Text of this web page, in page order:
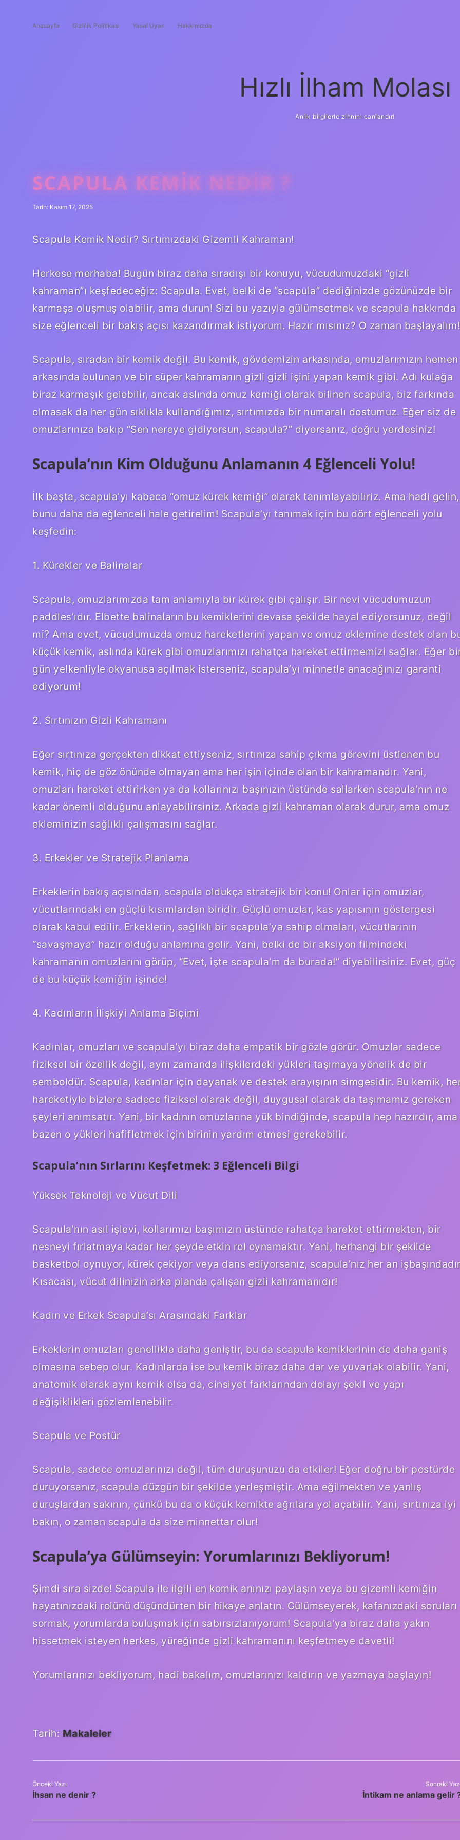
Anasayfa Gizlilik Politikası Yasal Uyarı Hakkımızda
Hızlı İlham Molası
Anlık bilgilerle zihnini canlandır!
SCAPULA KEMIK NEDIR ?
Tarih: Kasım 17, 2025
Scapula Kemik Nedir? Sırtımızdaki Gizemli Kahraman!
Herkese merhaba! Bugün biraz daha sıradışı bir konuyu, vücudumuzdaki “gizli
kahraman”ı keşfedeceğiz: Scapula. Evet, belki de “scapula” dediğinizde gözünüzde bir
karmaşa oluşmuş olabilir, ama durun! Sizi bu yazıyla gülümsetmek ve scapula hakkında
size eğlenceli bir bakış açısı kazandırmak istiyorum. Hazır mısınız? O zaman başlayalım!
Scapula, sıradan bir kemik değil. Bu kemik, gövdemizin arkasında, omuzlarımızın hemen
arkasında bulunan ve bir süper kahramanın gizli gizli işini yapan kemik gibi. Adı kulağa
biraz karmaşık gelebilir, ancak aslında omuz kemiği olarak bilinen scapula, biz farkında
olmasak da her gün sıklıkla kullandığımız, sırtımızda bir numaralı dostumuz. Eğer siz de
omuzlarınıza bakıp “Sen nereye gidiyorsun, scapula?” diyorsanız, doğru yerdesiniz!
Scapula’nın Kim Olduğunu Anlamanın 4 Eğlenceli Yolu!
İlk başta, scapula’yı kabaca “omuz kürek kemiği” olarak tanımlayabiliriz. Ama hadi gelin,
bunu daha da eğlenceli hale getirelim! Scapula’yı tanımak için bu dört eğlenceli yolu
keşfedin:
1. Kürekler ve Balinalar
Scapula, omuzlarımızda tam anlamıyla bir kürek gibi çalışır. Bir nevi vücudumuzun
paddles’ıdır. Elbette balinaların bu kemiklerini devasa şekilde hayal ediyorsunuz, değil
mi? Ama evet, vücudumuzda omuz hareketlerini yapan ve omuz eklemine destek olan
küçük kemik, aslında kürek gibi omuzlarımızı rahatça hareket ettirmemizi sağlar. Eğer
gün yelkenliyle okyanusa açılmak isterseniz, scapula’yı minnetle anacağınızı garanti
ediyorum!
2. Sırtınızın Gizli Kahramanı
Eğer sırtınıza gerçekten dikkat ettiyseniz, sırtınıza sahip çıkma görevini üstlenen bu
kemik, hiç de göz önünde olmayan ama her işin içinde olan bir kahramandır. Yani,
omuzları hareket ettirirken ya da kollarınızı başınızın üstünde sallarken scapula’nın ne
kadar önemli olduğunu anlayabilirsiniz. Arkada gizli kahraman olarak durur, ama omuz
ekleminizin sağlıklı çalışmasını sağlar.
3. Erkekler ve Stratejik Planlama
Erkeklerin bakış açısından, scapula oldukça stratejik bir konu! Onlar için omuzlar,
vücutlarındaki en güçlü kısımlardan biridir. Güçlü omuzlar, kas yapısının göstergesi
olarak kabul edilir. Erkeklerin, sağlıklı bir scapula’ya sahip olmaları, vücutlarının
“savaşmaya” hazır olduğu anlamına gelir. Yani, belki de bir aksiyon filmindeki
kahramanın omuzlarını görüp, “Evet, işte scapula’m da burada!” diyebilirsiniz. Evet, güç
de bu küçük kemiğin işinde!
4. Kadınların İlişkiyi Anlama Biçimi
Kadınlar, omuzları ve scapula’yı biraz daha empatik bir gözle görür. Omuzlar sadece
fiziksel bir özellik değil, aynı zamanda ilişkilerdeki yükleri taşımaya yönelik de bir
semboldür. Scapula, kadınlar için dayanak ve destek arayışının simgesidir. Bu kemik,
hareketiyle bizlere sadece fiziksel olarak değil, duygusal olarak da taşımamız gereken
şeyleri anımsatır. Yani, bir kadının omuzlarına yük bindiğinde, scapula hep hazırdır, ama
bazen o yükleri hafifletmek için birinin yardım etmesi gerekebilir.
Scapula’nın Sırlarını Keşfetmek: 3 Eğlenceli Bilgi
Yüksek Teknoloji ve Vücut Dili
Scapula’nın asıl işlevi, kollarımızı başımızın üstünde rahatça hareket ettirmekten, bir
nesneyi fırlatmaya kadar her şeyde etkin rol oynamaktır. Yani, herhangi bir şekilde
basketbol oynuyor, kürek çekiyor veya dans ediyorsanız, scapula’nız her an
Kısacası, vücut dilinizin arka planda çalışan gizli kahramanıdır!
Kadın ve Erkek Scapula’sı Arasındaki Farklar
Erkeklerin omuzları genellikle daha geniştir, bu da scapula kemiklerinin de daha geniş
olmasına sebep olur. Kadınlarda ise bu kemik biraz daha dar ve yuvarlak olabilir. Yani,
anatomik olarak aynı kemik olsa da, cinsiyet farklarından dolayı şekil ve yapı
değişiklikleri gözlemlenebilir.
Scapula ve Postür
Scapula, sadece omuzlarınızı değil, tüm duruşunuzu da etkiler! Eğer doğru bir postürde
duruyorsanız, scapula düzgün bir şekilde yerleşmiştir. Ama eğilmekten ve yanlış
duruşlardan sakının, çünkü bu da o küçük kemikte ağrılara yol açabilir. Yani, sırtınıza iyi
bakın, o zaman scapula da size minnettar olur!
Scapula’ya Gülümseyin: Yorumlarınızı Bekliyorum!
Şimdi sıra sizde! Scapula ile ilgili en komik anınızı paylaşın veya bu gizemli kemiğin
hayatınızdaki rolünü düşündürten bir hikaye anlatın. Gülümseyerek, kafanızdaki soruları
sormak, yorumlarda buluşmak için sabırsızlanıyorum! Scapula’ya biraz daha yakın
hissetmek isteyen herkes, yüreğinde gizli kahramanını keşfetmeye davetli!
Yorumlarınızı bekliyorum, hadi bakalım, omuzlarınızı kaldırın ve yazmaya başlayın!
Tarih: Makaleler
Önceki Yazı
İhsan ne denir ?
Sonraki
İntikam ne anlama gelir